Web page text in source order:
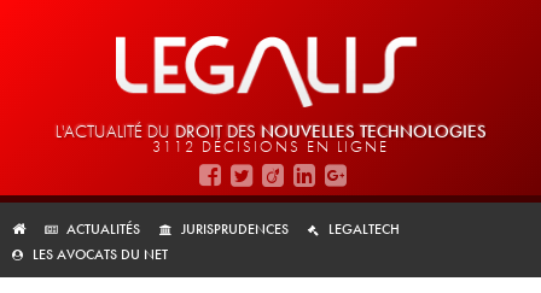
L'ACTUALITÉ DU DROIT DES NOUVELLES TECHNOLOGIES
3112 DÉCISIONS EN LIGNE
ACTUALITÉS JURISPRUDENCES
LEGALTECH
LES AVOCATS DU NET